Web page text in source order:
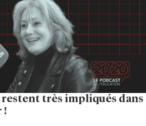
restent très impliqués dans
!